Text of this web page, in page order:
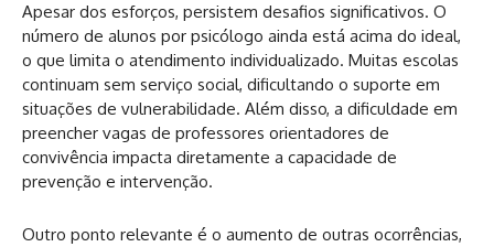
Apesar dos esforços, persistem desafios significativos. O
número de alunos por psicólogo ainda está acima do ideal,
o que limita o atendimento individualizado. Muitas escolas
continuam sem serviço social, dificultando o suporte em
situações de vulnerabilidade. Além disso, a dificuldade em
preencher vagas de professores orientadores de
convivência impacta diretamente a capacidade de
prevenção e intervenção.
Outro ponto relevante é o aumento de outras ocorrências,